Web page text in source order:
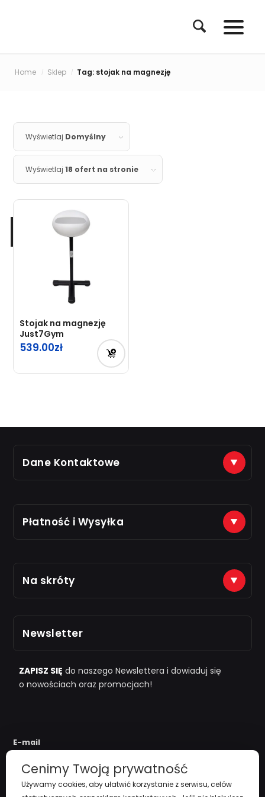
Home / Sklep / Tag: stojak na magnezję
Wyświetlaj Domyślny
Wyświetlaj18 ofert na stronie
Stojak na magnezję
Just7Gym
539.00
Dane Kontaktowe
(+48) 888 561 463
na e-maile odpisujemy od 8.00 do 16.00
Płatność i Wysyłka
Just7Gym
i "przy zamówieniu powyżej 1000zł
Na skróty
Zarejestruj się
Regulamin
Newsletter
ZAPISZ SIĘ do naszego Newslettera i dowiaduj się
o nowościach oraz promocjach!
E-mail
Cenimy Twoją prywatność
Używamy cookies, aby ułatwić korzystanie z serwisu, celów